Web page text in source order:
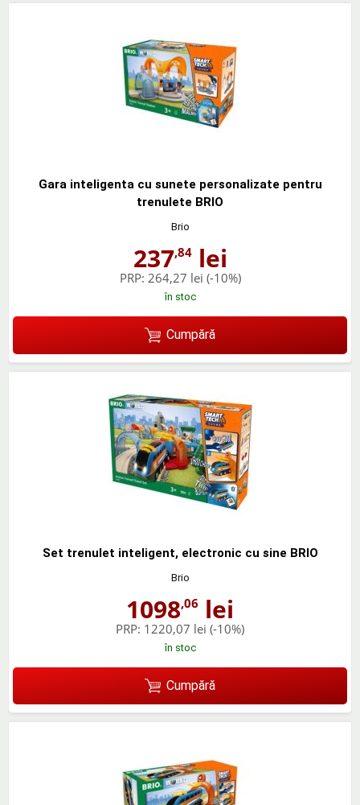
Gara inteligenta cu sunete personalizate pentru
trenulete BRIO
Brio
237,84lei
PRP: 264,27 lei (-10%)
în stoc
Cumpără
Set trenulet inteligent, electronic cu sine BRIO
Brio
1098,06 lei
PRP: 1220,07 lei (-10%)
în stoc
Cumpără